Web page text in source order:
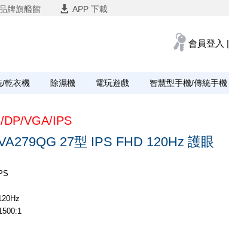
牌旗艦館 APP 下載
會員登入 |
/乾衣機 除濕機 電玩遊戲 智慧型手機/傳統手機
DP/VGA/IPS
27型 IPS FHD 120Hz 護眼